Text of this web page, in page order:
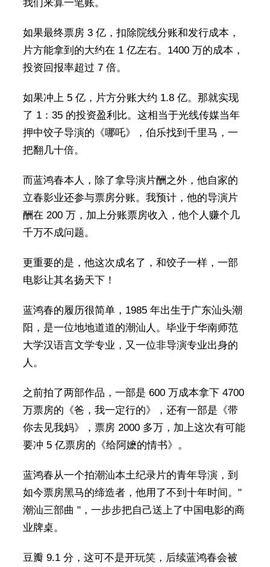
我们来算一笔账。
如果最终票房 3 亿，扣除院线分账和发行成本，
片方能拿到的大约在 1 亿左右。1400 万的成本，
投资回报率超过 7 倍。
如果冲上 5 亿，片方分账大约 1.8 亿。那就实现
了 1：35 的投资盈利比。这相当于光线传媒当年
押中饺子导演的《哪吒》，伯乐找到千里马，一
把翻几十倍。
而蓝鸿春本人，除了拿导演片酬之外，他自家的
立春影业还参与票房分账。我预计，他的导演片
酬在 200 万，加上分账票房收入，他个人赚个几
千万不成问题。
更重要的是，他这次成名了，和饺子一样，一部
电影让其名扬天下！
蓝鸿春的履历很简单，1985 年出生于广东汕头潮
阳，是一位地地道道的潮汕人。毕业于华南师范
大学汉语言文学专业，又一位非导演专业出身的
人。
之前拍了两部作品，一部是 600 万成本拿下 4700
万票房的《爸，我一定行的》，还有一部是《带
你去见我妈》，票房 2000 多万，加上这次有可能
要冲 5 亿票房的《给阿嬷的情书》。
蓝鸿春从一个拍潮汕本土纪录片的青年导演，到
如今票房黑马的缔造者，他用了不到十年时间。"
潮汕三部曲 "，一步步把自己送上了中国电影的商
业牌桌。
豆瓣 9.1 分，这可不是开玩笑，后续蓝鸿春会被